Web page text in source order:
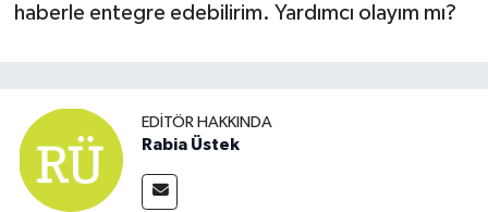
haberle entegre edebilirim. Yardımcı olayım mı?
EDITÖR HAKKINDA
Rabia Üstek